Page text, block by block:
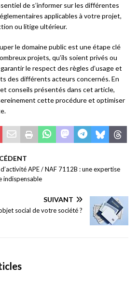
de s’informer sur les différentes
applicables à votre projet,
ou litige ultérieur.
le domaine public est une étape clé
projets, qu’ils soient privés ou
le respect des règles d’usage et
des différents acteurs concernés. En
conseils présentés dans cet article,
cette procédure et optimiser
APE / NAF 7112B : une expertise
indispensable
SUIVANT
social de votre société ?